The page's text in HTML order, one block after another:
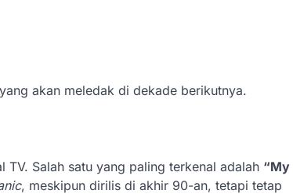
akan meledak di dekade berikutnya.
Salah satu yang paling terkenal adalah “My
, meskipun dirilis di akhir 90-an, tetapi tetap